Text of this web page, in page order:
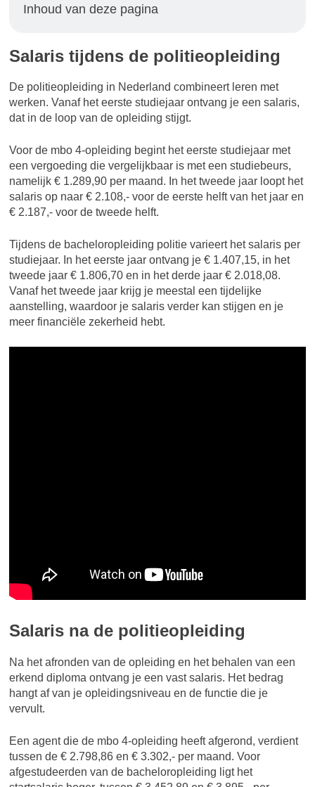
Inhoud van deze pagina
Salaris tijdens de politieopleiding
De politieopleiding in Nederland combineert leren met
werken. Vanaf het eerste studiejaar ontvang je een salaris,
dat in de loop van de opleiding stijgt.
Voor de mbo 4-opleiding begint het eerste studiejaar met
een vergoeding die vergelijkbaar is met een studiebeurs,
namelijk € 1.289,90 per maand. In het tweede jaar loopt het
salaris op naar € 2.108,- voor de eerste helft van het jaar en
€ 2.187,- voor de tweede helft.
Tijdens de bacheloropleiding politie varieert het salaris per
studiejaar. In het eerste jaar ontvang je € 1.407,15, in het
tweede jaar € 1.806,70 en in het derde jaar € 2.018,08.
Vanaf het tweede jaar krijg je meestal een tijdelijke
aanstelling, waardoor je salaris verder kan stijgen en je
meer financiële zekerheid hebt.
Salaris na de politieopleiding
Na het afronden van de opleiding en het behalen van een
erkend diploma ontvang je een vast salaris. Het bedrag
hangt af van je opleidingsniveau en de functie die je
vervult.
Een agent die de mbo 4-opleiding heeft afgerond, verdient
tussen de € 2.798,86 en € 3.302,- per maand. Voor
afgestudeerden van de bacheloropleiding ligt het